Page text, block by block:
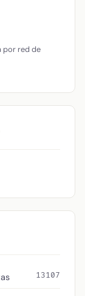
por red de
13107